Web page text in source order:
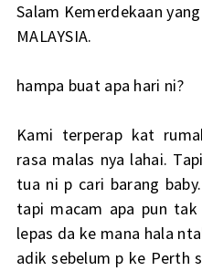
Salam Kemerdekaan
MALAYSIA.
hampa buat apa hari ni?
Kami terperap kat
rasa malas nya lahai.
tua ni p cari barang
tapi macam apa pun
lepas da ke mana hala
adik sebelum p ke Perth